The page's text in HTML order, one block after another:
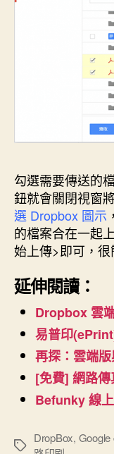
勾選需要傳送的
鈕就會關閉視窗
選 Dropbox 圖示
的檔案合在一起
始上傳>即可，
延伸閱讀：
Dropbox 雲
易普印
再探：雲端
[免費] 網路
Befunky 線
標
DropBox, Google